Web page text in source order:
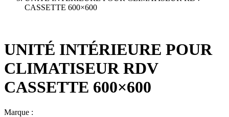
CASSETTE 600×600
UNITÉ INTÉRIEURE POUR
CLIMATISEUR RDV
CASSETTE 600×600
Marque :